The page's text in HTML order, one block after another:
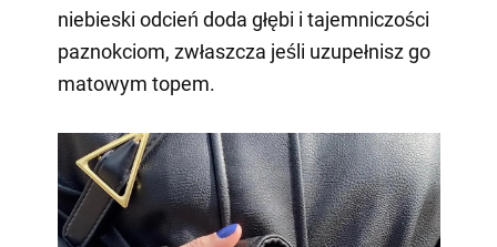
niebieski odcień doda głębi i tajemniczości
paznokciom, zwłaszcza jeśli uzupełnisz go
matowym topem.